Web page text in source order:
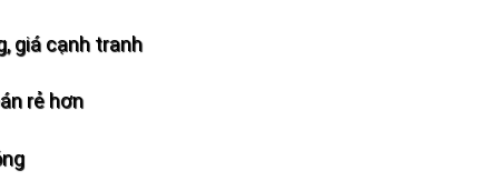
giá cạnh tranh
rẻ hơn